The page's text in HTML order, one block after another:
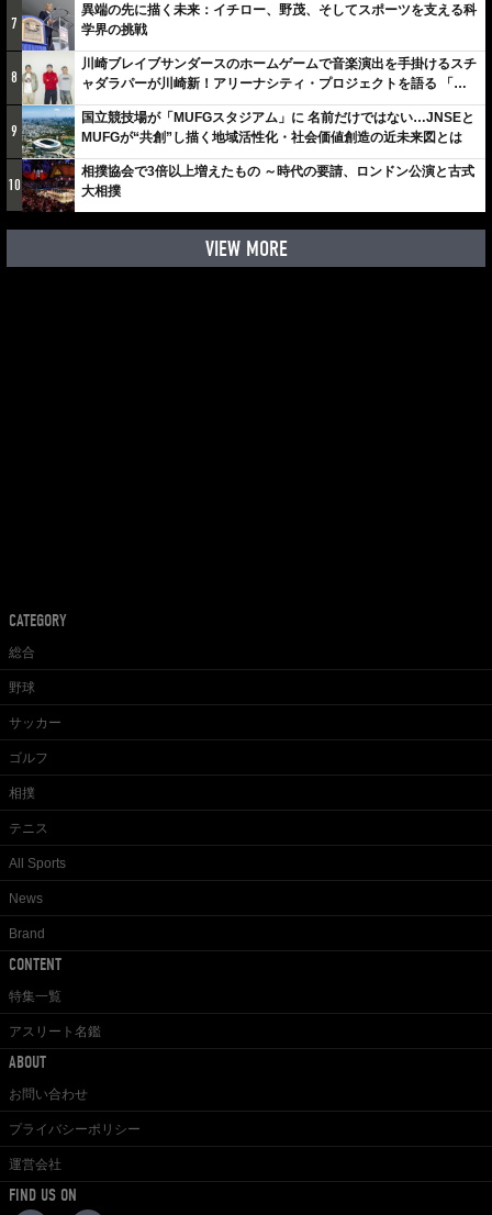
7
異端の先に描く未来：イチロー、野茂、そしてスポーツを支える科
学界の挑戦
8
川崎ブレイブサンダースのホームゲームで音楽演出を手掛けるスチ
ャダラパーが川崎新！アリーナシティ・プロジェクトを語る 「楽
しみでしかないでしょ。川崎は、ずっと成長曲線だから」
9
国立競技場が「MUFGスタジアム」に 名前だけではない…JNSEと
MUFGが“共創”し描く地域活性化・社会価値創造の近未来図とは
10
相撲協会で3倍以上増えたもの ～時代の要請、ロンドン公演と古式
大相撲
VIEW MORE
CATEGORY
総合
野球
サッカー
ゴルフ
相撲
テニス
All Sports
News
Brand
CONTENT
特集一覧
アスリート名鑑
ABOUT
お問い合わせ
プライバシーポリシー
運営会社
FIND US ON